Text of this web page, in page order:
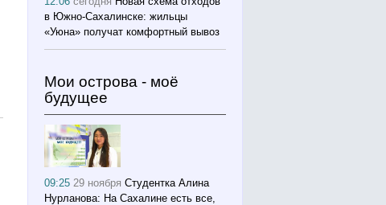
в Южно-Сахалинске: жильцы
«Уюна» получат комфортный вывоз
Мои острова - моё
будущее
09:25 29 ноября Студентка Алина
Нурланова: На Сахалине есть все,